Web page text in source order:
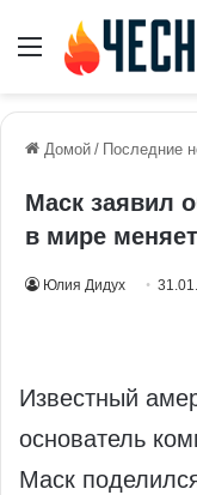
Меню
Домой / Последние
Маск заявил
в мире
Юлия Дидух
Известный
основатель
Маск